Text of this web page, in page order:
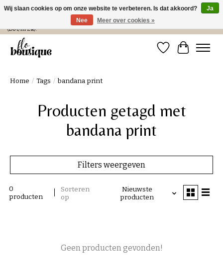
Verzending in NL € 4,99 en gratis bij een bestelling > € 100 of afhalen in de winkel
(Do t/m Za).
Verlanglijst
Home / Tags / bandana print
Producten getagd met
bandana print
Filters weergeven
0
producten
Sorteren
op
Nieuwste
producten
Geen producten gevonden!
Wij slaan cookies op om onze website te verbeteren. Is dat akkoord?
Ja
Nee
Meer over cookies »